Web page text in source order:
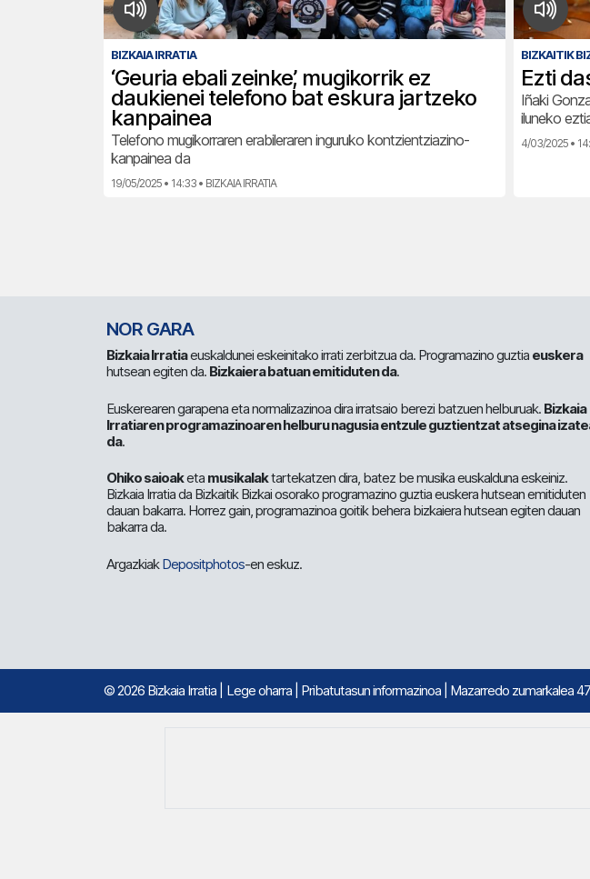
BIZKAIA IRRATIA
‘Geuria ebali zeinke’, mugikorrik ez
daukienei telefono bat eskura jartzeko
kanpainea
Telefono mugikorraren erabileraren inguruko kontzientziazino-
kanpainea da
19/05/2025 • 14:33 • BIZKAIA IRRATIA
BIZKAITIK
Ezti
Iñaki
iluneko
4/03/2025 •
NOR GARA
Bizkaia Irratiaeuskaldunei eskeinitako irrati zerbitzua da. Programazino guztia euskera
hutsean egiten da. Bizkaiera batuan emitiduten da.
Euskerearen garapena eta normalizazinoa dira irratsaio berezi batzuen helburuak. Bizkaia
Irratiaren programazinoaren helburu nagusia entzule guztientzat atsegina
da.
Ohiko saioaketa musikalaktartekatzen dira, batez be musika euskalduna eskeiniz.
Bizkaia Irratia da Bizkaitik Bizkai osorako programazino guztia euskera hutsean emitiduten
dauan bakarra. Horrez gain, programazinoa goitik behera bizkaiera hutsean egiten dauan
bakarra da.
ArgazkiakDepositphotos-en eskuz.
© 2026 Bizkaia Irratia Lege oharra Pribatutasun informazinoa | Mazarredo zumarkalea